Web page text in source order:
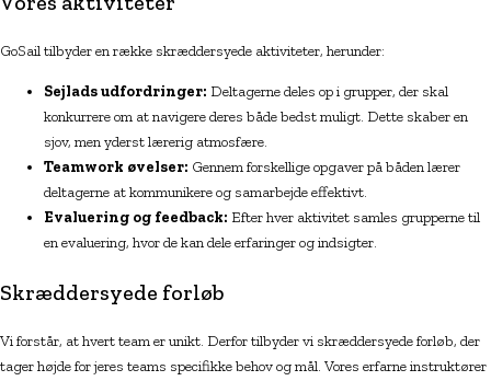
GoSail tilbyder en række skræddersyede aktiviteter, herunder:
Sejlads udfordringer: Deltagerne deles op i grupper, der skal
konkurrere om at navigere deres både bedst muligt. Dette skaber en
sjov, men yderst lærerig atmosfære.
Teamwork øvelser: Gennem forskellige opgaver på båden lærer
deltagerne at kommunikere og samarbejde effektivt.
Evaluering og feedback: Efter hver aktivitet samles grupperne til
en evaluering, hvor de kan dele erfaringer og indsigter.
Skræddersyede forløb
Vi forstår, at hvert team er unikt. Derfor tilbyder vi skræddersyede forløb, der
tager højde for jeres teams specifikke behov og mål. Vores erfarne instruktører